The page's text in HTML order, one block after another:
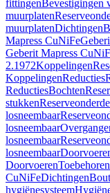
fittingenBevestigingen
muurplaten
muurplatenDichtingen
Mapress CuNiFe
Geberit Mapress
2.1972Koppelingen
KoppelingenReducties
ReductiesBochten
stukken
losneembaar
losneembaar
losneembaar
losneembaar
Doorvoeren
CuNiFeDichtingen
hygiënesysteem